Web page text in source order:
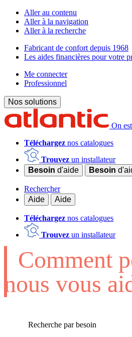
Aller au contenu
Aller à la navigation
Aller à la recherche
Fabricant de confort depuis 1968
Les aides financières pour votre
Me connecter
Professionnel
Nos solutions
On
Téléchargez nos catalogues
Trouvez un installateur
Besoin d'aide Besoin
Rechercher
Aide
Aide
Téléchargez nos catalogues
Trouvez un installateur
Comment
nous vous
Recherche par besoin